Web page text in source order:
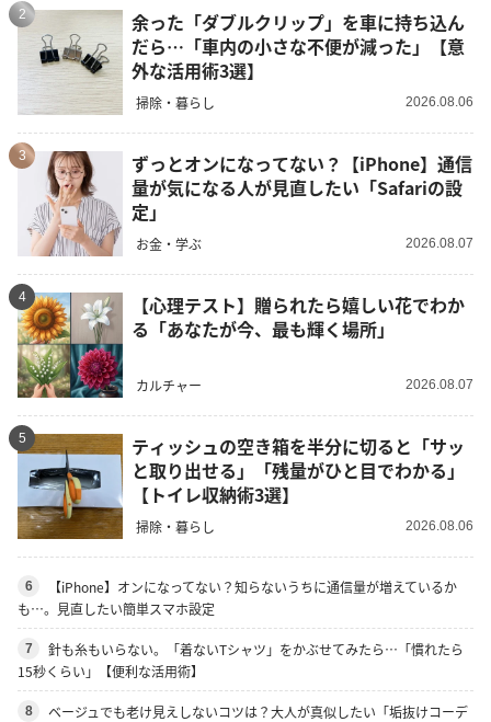
2
余った「ダブルクリップ」を車に持ち込ん
だら…「車内の小さな不便が減った」【意
外な活用術3選】
掃除・暮らし 2026.08.06
3
ずっとオンになってない？【iPhone】通信
量が気になる人が見直したい「Safariの設
定」
お金・学ぶ 2026.08.07
4
【心理テスト】贈られたら嬉しい花でわか
る「あなたが今、最も輝く場所」
カルチャー 2026.08.07
5
ティッシュの空き箱を半分に切ると「サッ
と取り出せる」「残量がひと目でわかる」
【トイレ収納術3選】
掃除・暮らし 2026.08.06
6
【iPhone】オンになってない？知らないうちに通信量が増えているか
も…。見直したい簡単スマホ設定
7
針も糸もいらない。「着ないTシャツ」をかぶせてみたら…「慣れたら
15秒くらい」【便利な活用術】
8
ベージュでも老け見えしないコツは？大人が真似したい「垢抜けコーデ